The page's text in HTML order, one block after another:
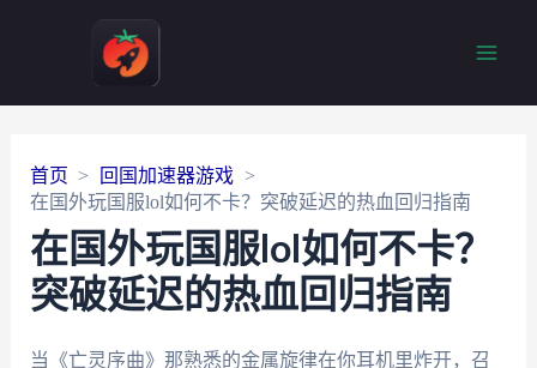
首页
回国加速器游戏
在国外玩国服lol如何不卡？突破延迟的热血回归指南
在国外玩国服lol如何不卡？
突破延迟的热血回归指南
当《亡灵序曲》那熟悉的金属旋律在你耳机里炸开，召